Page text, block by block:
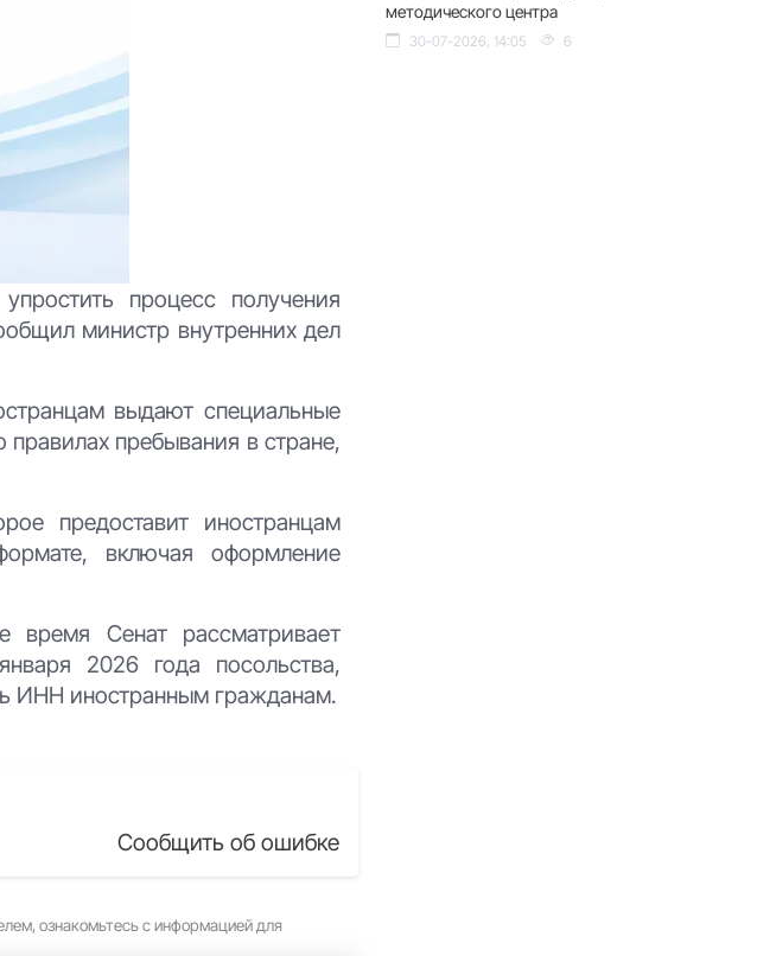
процесс получения
министр внутренних дел
выдают специальные
пребывания в стране,
предоставит иностранцам
включая оформление
Сенат рассматривает
2026 года посольства,
ИНН иностранным гражданам.
Сообщить об ошибке
ознакомьтесь с информацией для
методического центра
30-07-2026, 14:05 6